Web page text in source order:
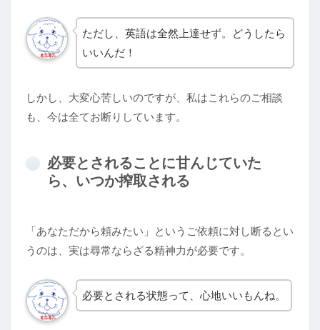
ただし、英語は全然上達せず。どうしたら
いいんだ！
しかし、大変心苦しいのですが、私はこれらのご相談
も、今は全てお断りしています。
必要とされることに甘んじていた
ら、いつか搾取される
「あなただから頼みたい」というご依頼に対し断るとい
うのは、実は尋常ならざる精神力が必要です。
必要とされる状態って、心地いいもんね。